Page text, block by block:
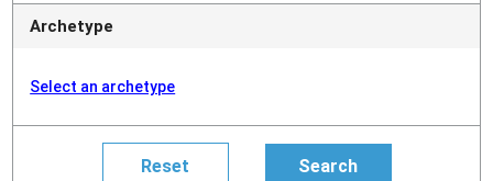
Archetype
Select an archetype